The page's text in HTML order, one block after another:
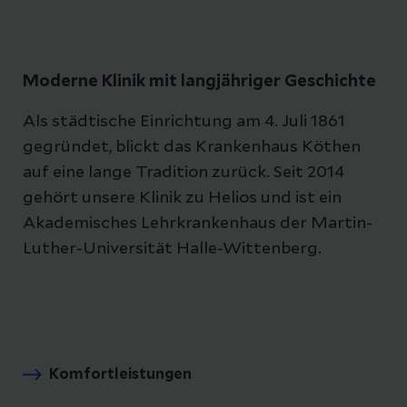
Moderne Klinik mit langjähriger Geschichte
Als städtische Einrichtung am 4. Juli 1861
gegründet, blickt das Krankenhaus Köthen
auf eine lange Tradition zurück. Seit 2014
gehört unsere Klinik zu Helios und ist ein
Akademisches Lehrkrankenhaus der Martin-
Luther-Universität Halle-Wittenberg.
Komfortleistungen